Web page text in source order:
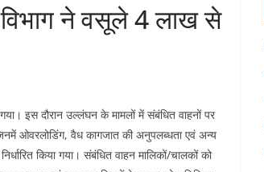
विभाग ने वसूले 4 लाख से
इस दौरान उल्लंघन के मामलों में संबंधित वाहनों पर
जिनमें ओवरलोडिंग, वैध कागजात की अनुपलब्धता एवं अन्य
किया गया। संबंधित वाहन मालिकों/चालकों को